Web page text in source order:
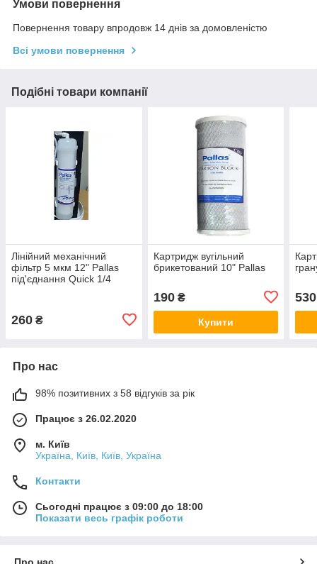
Умови повернення
Повернення товару впродовж 14 днів за домовленістю
Всі умови повернення
Подібні товари компанії
Лінійний механічний
фільтр 5 мкм 12" Pallas
під'єднання Quick 1/4
260 ₴
Картридж вугільний
брикетований 10" Pallas
190₴
Купити
530
Про нас
98% позитивних з 58 відгуків за рік
Працює з 26.02.2020
м. Київ
Україна, Київ, Київ, Україна
Контакти
Сьогодні працює з 09:00 до 18:00
Показати весь графік роботи